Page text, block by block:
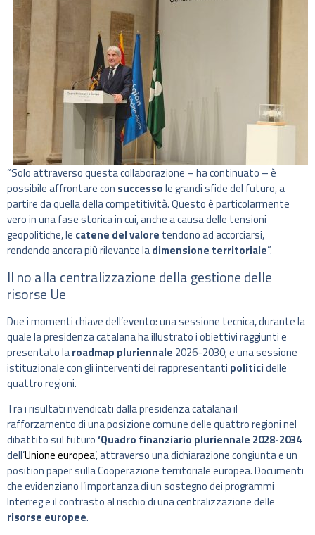
“Solo attraverso questa collaborazione – ha continuato – è
possibile affrontare con successole grandi sfide del futuro, a
partire da quella della competitività. Questo è particolarmente
vero in una fase storica in cui, anche a causa delle tensioni
geopolitiche, le catene del valore tendono ad accorciarsi,
rendendo ancora più rilevante ladimensione territoriale”.
Il no alla centralizzazione della gestione delle
risorse Ue
Due i momenti chiave dell’evento: una sessione tecnica, durante la
quale la presidenza catalana ha illustrato i obiettivi raggiunti e
presentato laroadmap pluriennale 2026-2030; e una sessione
istituzionale con gli interventi dei rappresentanti politicidelle
quattro regioni.
Tra i risultati rivendicati dalla presidenza catalana il
rafforzamento di una posizione comune delle quattro regioni nel
dibattito sul futuro‘Quadro finanziario pluriennale 2028-2034
dell’Unione europea’, attraverso una dichiarazione congiunta e un
position paper sulla Cooperazione territoriale europea. Documenti
che evidenziano l’importanza di un sostegno dei programmi
Interreg e il contrasto al rischio di una centralizzazione delle
risorse europee.